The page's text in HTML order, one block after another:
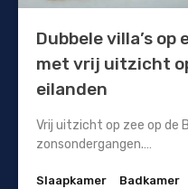
Dubbele villa’s
met vrij uitzicht
eilanden
Vrij uitzicht op zee op de
zonsondergangen.…
Slaapkamer
Badkamer